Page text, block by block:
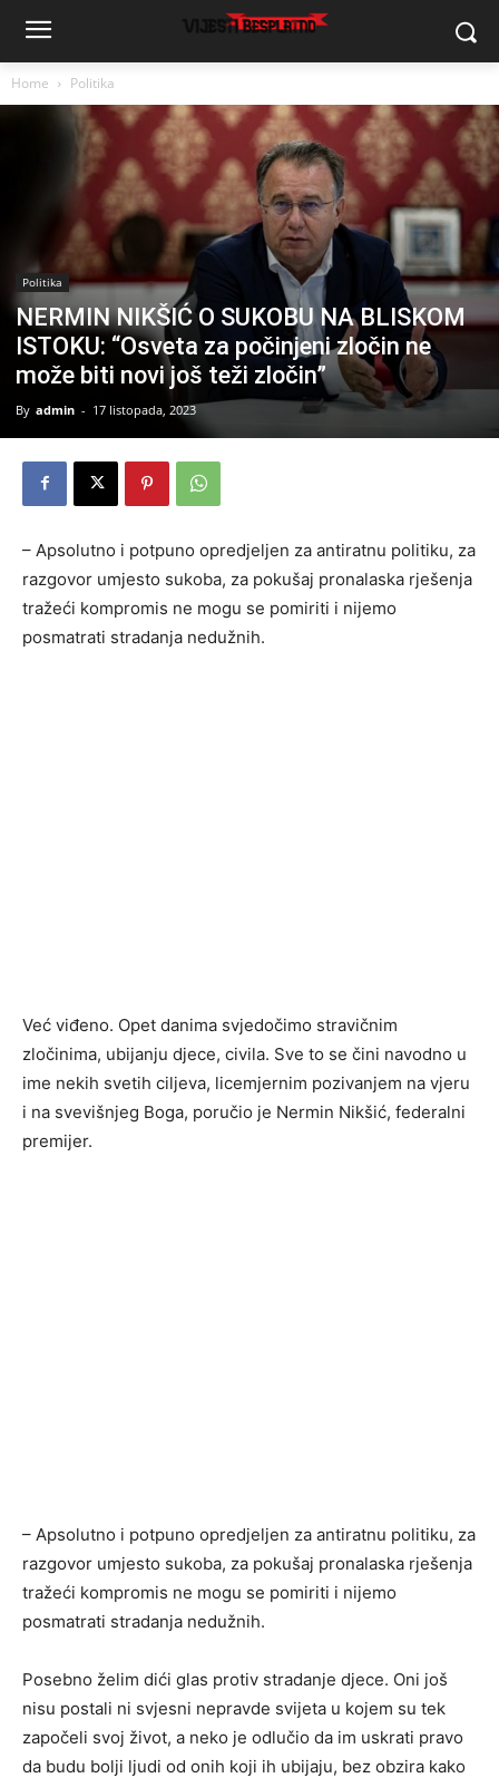
Home Politika
Politika
NERMIN NIKŠIĆ O SUKOBU NA BLISKOM
ISTOKU: “Osveta za počinjeni zločin ne
može biti novi još teži zločin”
By admin - 17 listopada, 2023
– Apsolutno i potpuno opredjeljen za antiratnu politiku, za
razgovor umjesto sukoba, za pokušaj pronalaska rješenja
tražeći kompromis ne mogu se pomiriti i nijemo
posmatrati stradanja nedužnih.
Već viđeno. Opet danima svjedočimo stravičnim
zločinima, ubijanju djece, civila. Sve to se čini navodno u
ime nekih svetih ciljeva, licemjernim pozivanjem na vjeru
i na svevišnjeg Boga, poručio je Nermin Nikšić, federalni
premijer.
– Apsolutno i potpuno opredjeljen za antiratnu politiku, za
razgovor umjesto sukoba, za pokušaj pronalaska rješenja
tražeći kompromis ne mogu se pomiriti i nijemo
posmatrati stradanja nedužnih.
Posebno želim dići glas protiv stradanje djece. Oni još
nisu postali ni svjesni nepravde svijeta u kojem su tek
započeli svoj život, a neko je odlučio da im uskrati pravo
da budu bolji ljudi od onih koji ih ubijaju, bez obzira kako